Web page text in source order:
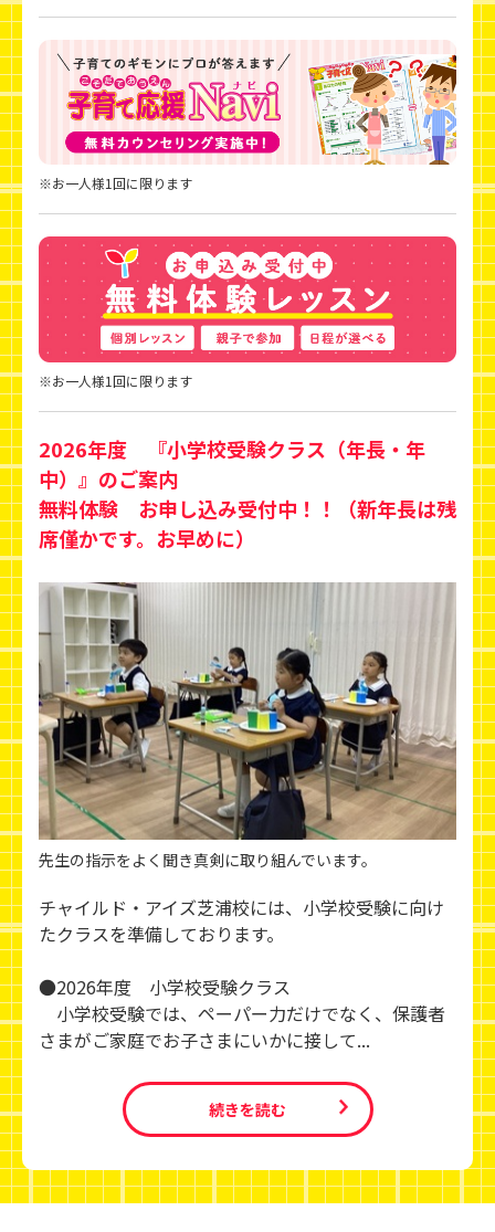
※お一人様1回に限ります
※お一人様1回に限ります
2026年度 『小学校受験クラス（年長・年
中）』のご案内
無料体験 お申し込み受付中！！（新年長は残
席僅かです。お早めに）
先生の指示をよく聞き真剣に取り組んでいます。
チャイルド・アイズ芝浦校には、小学校受験に向け
たクラスを準備しております。
●2026年度 小学校受験クラス
小学校受験では、ペーパー力だけでなく、保護者
さまがご家庭でお子さまにいかに接して...
続きを読む